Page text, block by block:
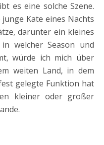
es eine solche Szene.
Kate eines Nachts
darunter ein kleines
welcher Season und
würde ich mich über
weiten Land, in dem
gelegte Funktion hat
kleiner oder großer